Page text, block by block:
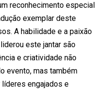
reconhecimento especial
exemplar deste
A habilidade e a paixão
este jantar são
e criatividade não
evento, mas também
engajados e